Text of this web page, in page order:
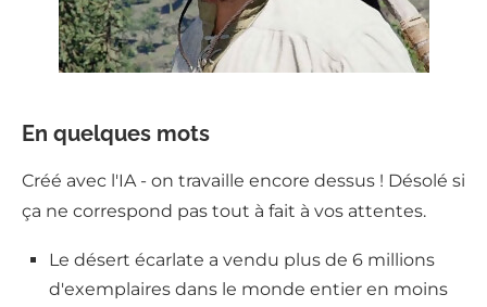
En quelques mots
Créé avec l'IA - on travaille encore dessus ! Désolé si
ça ne correspond pas tout à fait à vos attentes.
Le désert écarlate a vendu plus de 6 millions
d'exemplaires dans le monde entier en moins